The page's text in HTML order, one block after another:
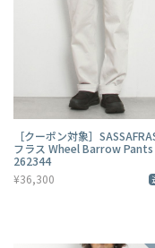
［クーポン対象］
フラス Wheel Barrow Pants
262344
¥36,300